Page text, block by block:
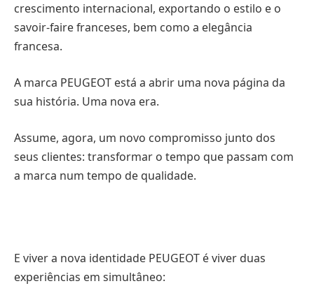
crescimento internacional, exportando o estilo e o
savoir-faire franceses, bem como a elegância
francesa.
A marca PEUGEOT está a abrir uma nova página da
sua história. Uma nova era.
Assume, agora, um novo compromisso junto dos
seus clientes: transformar o tempo que passam com
a marca num tempo de qualidade.
E viver a nova identidade PEUGEOT é viver duas
experiências em simultâneo: